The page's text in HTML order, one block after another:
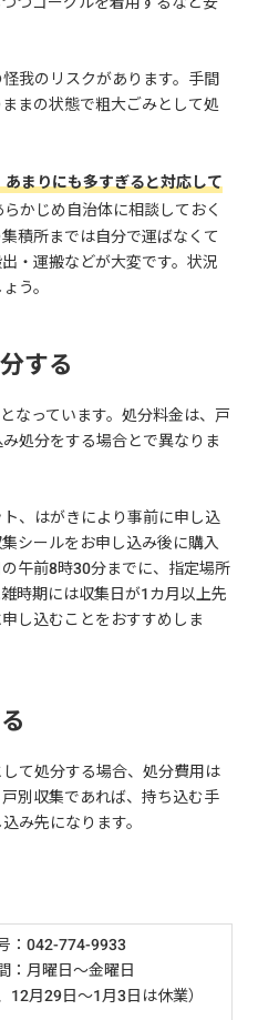
我のリスクがあります。手間
まの状態で粗大ごみとして処
まりにも多すぎると対応して
らかじめ自治体に相談しておく
積所までは自分で運ばなくて
・運搬などが大変です。状況
う。
する
なっています。処分料金は、戸
処分をする場合とで異なりま
、はがきにより事前に申し込
シールをお申し込み後に購入
午前8時30分までに、指定場所
時期には収集日が1カ月以上先
し込むことをおすすめしま
て処分する場合、処分費用は
別収集であれば、持ち込む手
み先になります。
：042-774-9933
：月曜日～金曜日
12月29日～1月3日は休業）